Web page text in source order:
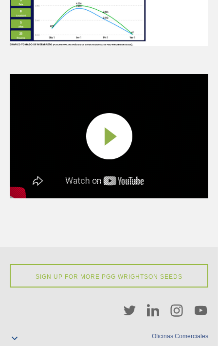
SIGN UP FOR MORE PGG WRIGHTSON SEEDS
Oficinas Comerciales